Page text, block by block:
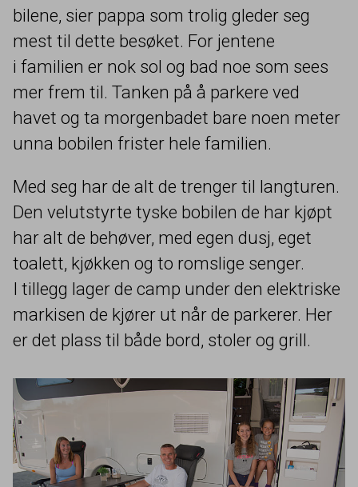
bilene, sier pappa som trolig gleder seg
mest til dette besøket. For jentene
i familien er nok sol og bad noe som sees
mer frem til. Tanken på å parkere ved
havet og ta morgenbadet bare noen meter
unna bobilen frister hele familien.
Med seg har de alt de trenger til langturen.
Den velutstyrte tyske bobilen de har kjøpt
har alt de behøver, med egen dusj, eget
toalett, kjøkken og to romslige senger.
I tillegg lager de camp under den elektriske
markisen de kjører ut når de parkerer. Her
er det plass til både bord, stoler og grill.